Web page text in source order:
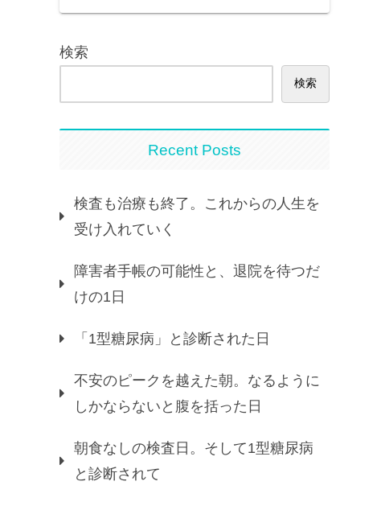
検索
検索
Recent Posts
検査も治療も終了。これからの人生を
受け入れていく
障害者手帳の可能性と、退院を待つだ
けの1日
「1型糖尿病」と診断された日
不安のピークを越えた朝。なるように
しかならないと腹を括った日
朝食なしの検査日。そして1型糖尿病
と診断されて